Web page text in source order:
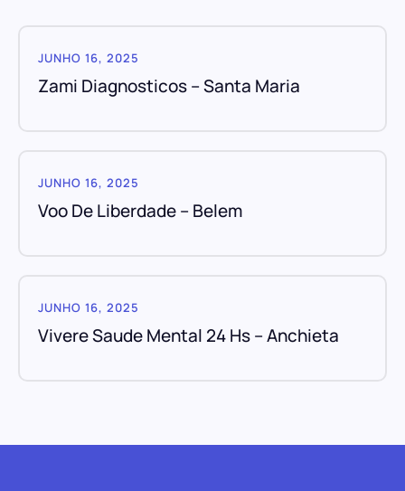
JUNHO 16, 2025
Zami Diagnosticos – Santa Maria
JUNHO 16, 2025
Voo De Liberdade – Belem
JUNHO 16, 2025
Vivere Saude Mental 24 Hs – Anchieta